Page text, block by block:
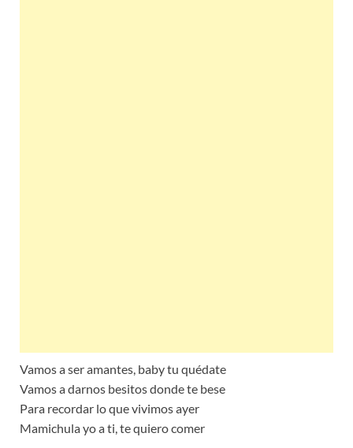
Vamos a ser amantes, baby tu quédate
Vamos a darnos besitos donde te bese
Para recordar lo que vivimos ayer
Mamichula yo a ti, te quiero comer